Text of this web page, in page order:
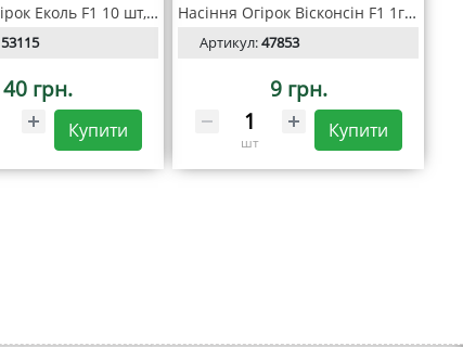
Насіння Огірок Еколь F1 10 шт, Seedera Profi
53115
40 грн.
Купити
Насіння Огірок Вісконсін F1 1гр, SeedEra
Артикул:47853
9 грн.
шт
Купити